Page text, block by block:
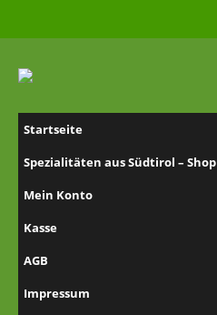
Startseite
Spezialitäten aus Südtirol – Shop
Mein Konto
Kasse
AGB
Impressum